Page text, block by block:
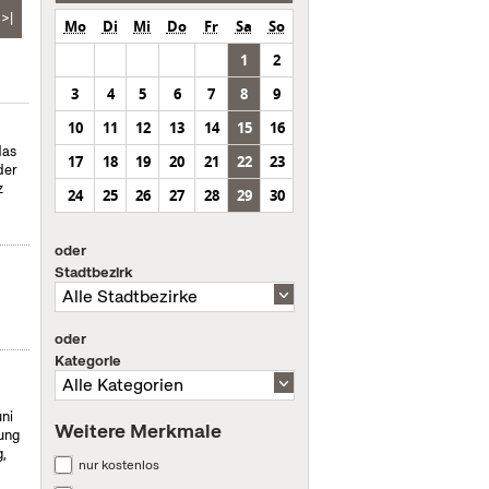
>| Mo Di Mi Do Fr Sa
So
1
2
3
4 5 6 7 8
9
10
11 12 13 14 15
16
17
18 19 20 21 22
23
24
25 26 27 28 29 30
oder
Stadtbezirk
oder
Kategorie
Weitere Merkmale
nur kostenlos